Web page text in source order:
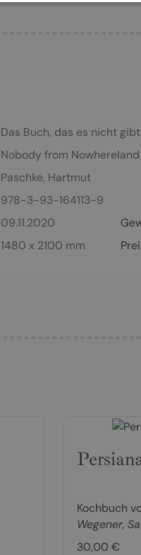
Das Buch, das es nicht gibt.
Nobody from Nowhereland
Paschke, Hartmut
978-3-93-164113-9
09.11.2020
1480 x 2100 mm
Kochbuch
Wegener,
30,00 €